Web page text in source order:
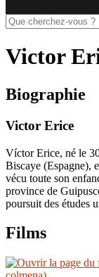
Rechercher
sur
site
Victor
Biographie
Victor Erice
Víctor Erice, né le
Biscaye (Espagne),
vécu toute son
province de
poursuit des études
Films